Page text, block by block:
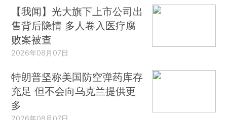
【我闻】光大旗下上市公司出
售背后隐情 多人卷入医疗腐
败案被查
2026年08月07日
特朗普坚称美国防空弹药库存
充足 但不会向乌克兰提供更
多